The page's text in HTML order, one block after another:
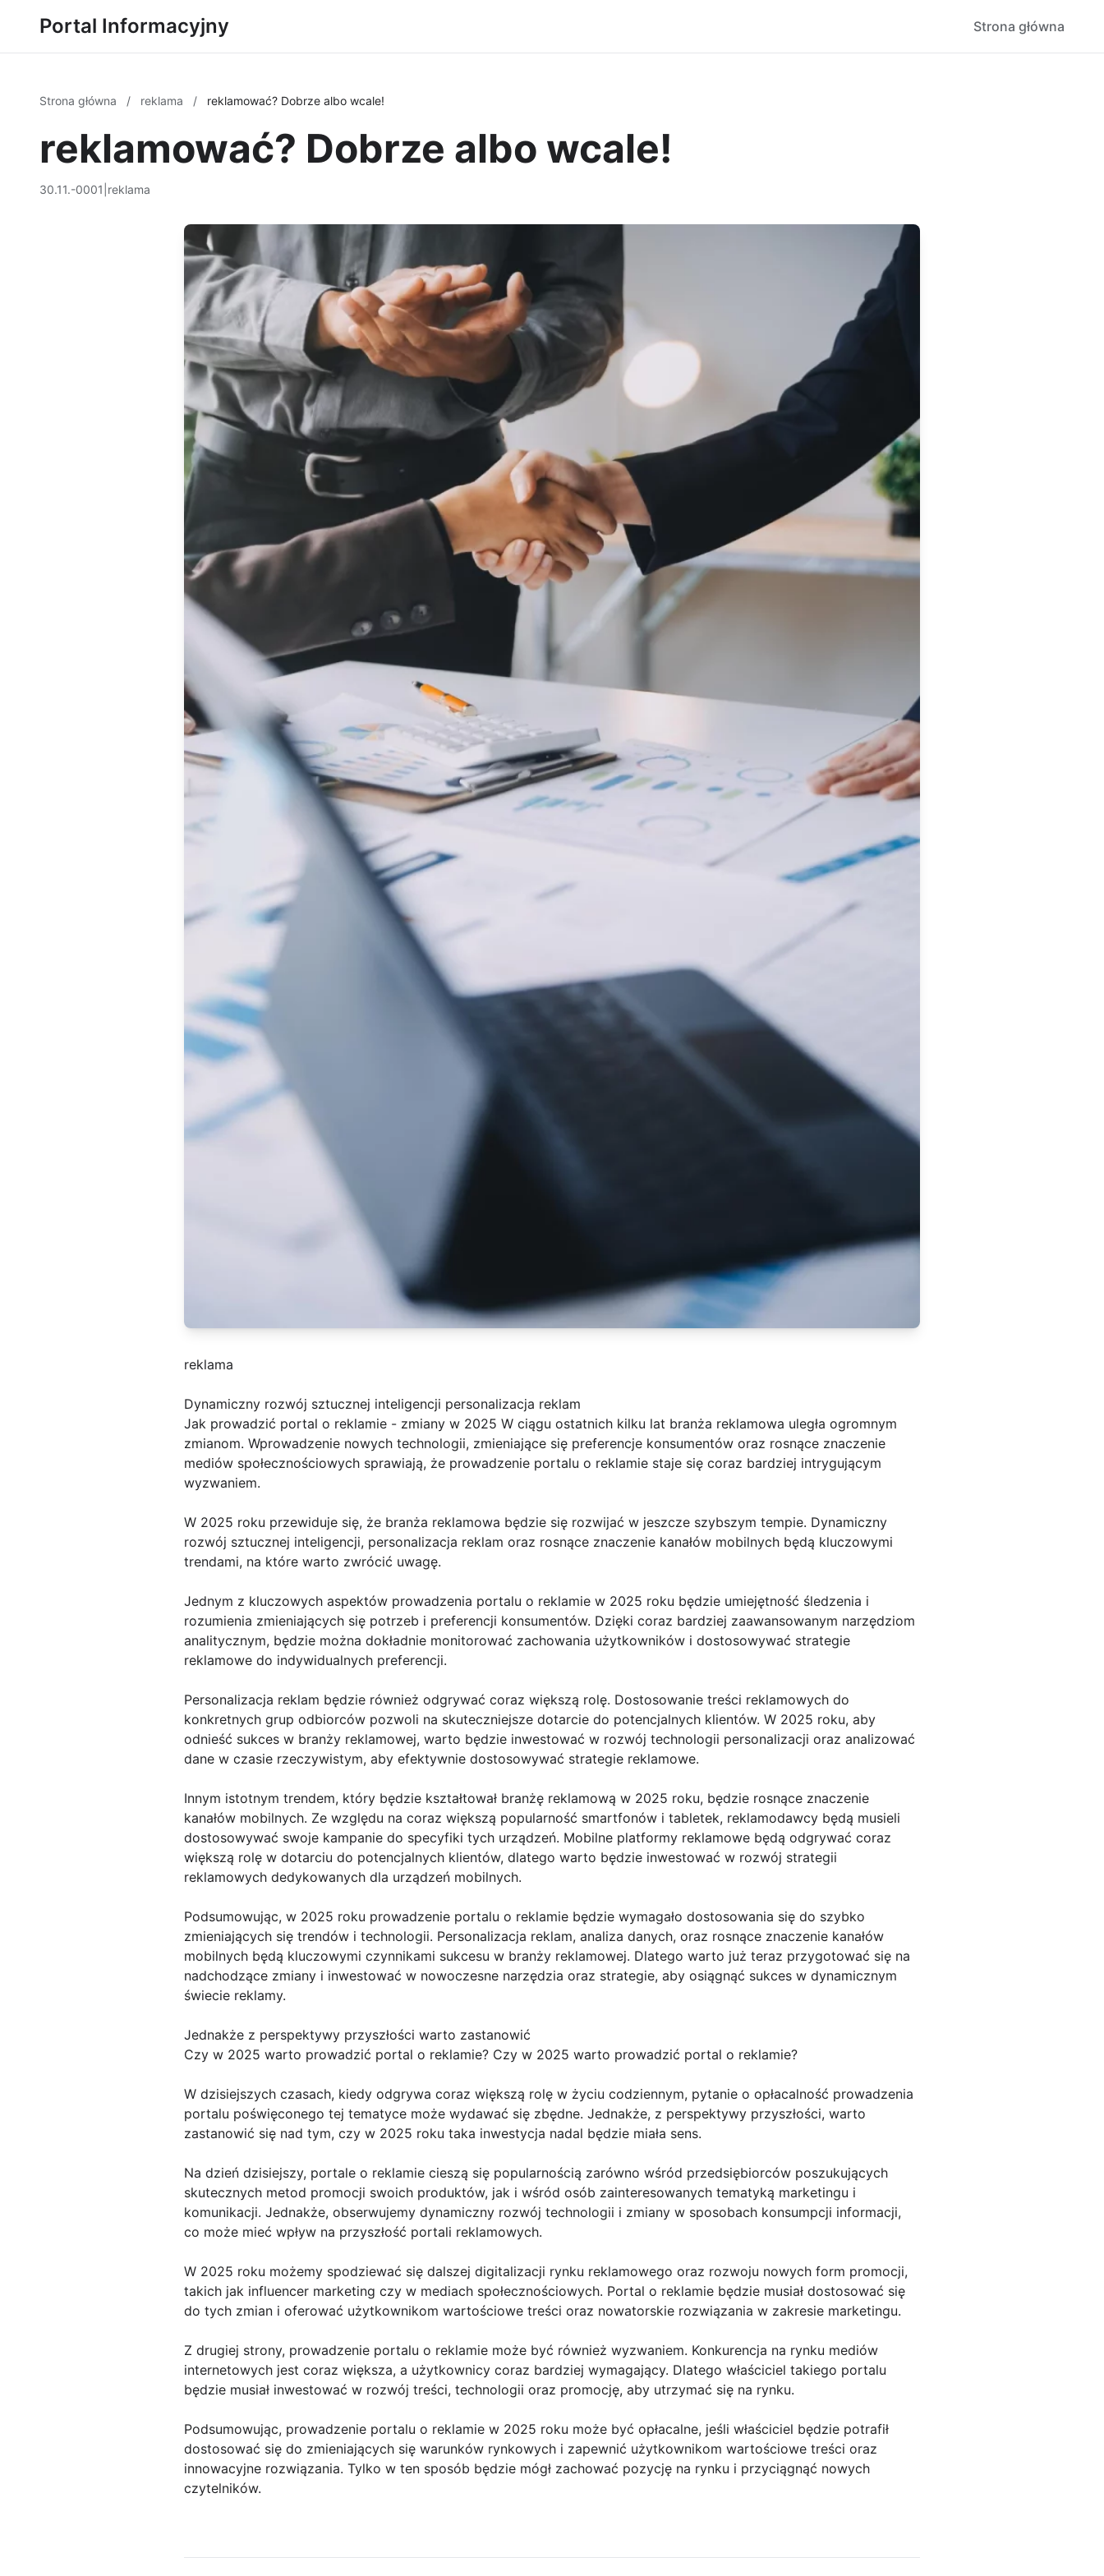
Portal Informacyjny Strona główna
Strona główna / reklama / reklamować? Dobrze albo wcale!
reklamować? Dobrze albo wcale!
30.11.-0001 reklama
reklama
Dynamiczny rozwój sztucznej inteligencji personalizacja reklam
Jak prowadzić portal o reklamie - zmiany w 2025 W ciągu ostatnich kilku lat branża reklamowa uległa ogromnym
zmianom. Wprowadzenie nowych technologii, zmieniające się preferencje konsumentów oraz rosnące znaczenie
mediów społecznościowych sprawiają, że prowadzenie portalu o reklamie staje się coraz bardziej intrygującym
wyzwaniem.
W 2025 roku przewiduje się, że branża reklamowa będzie się rozwijać w jeszcze szybszym tempie. Dynamiczny
rozwój sztucznej inteligencji, personalizacja reklam oraz rosnące znaczenie kanałów mobilnych będą kluczowymi
trendami, na które warto zwrócić uwagę.
Jednym z kluczowych aspektów prowadzenia portalu o reklamie w 2025 roku będzie umiejętność śledzenia i
rozumienia zmieniających się potrzeb i preferencji konsumentów. Dzięki coraz bardziej zaawansowanym narzędziom
analitycznym, będzie można dokładnie monitorować zachowania użytkowników i dostosowywać strategie
reklamowe do indywidualnych preferencji.
Personalizacja reklam będzie również odgrywać coraz większą rolę. Dostosowanie treści reklamowych do
konkretnych grup odbiorców pozwoli na skuteczniejsze dotarcie do potencjalnych klientów. W 2025 roku, aby
odnieść sukces w branży reklamowej, warto będzie inwestować w rozwój technologii personalizacji oraz analizować
dane w czasie rzeczywistym, aby efektywnie dostosowywać strategie reklamowe.
Innym istotnym trendem, który będzie kształtował branżę reklamową w 2025 roku, będzie rosnące znaczenie
kanałów mobilnych. Ze względu na coraz większą popularność smartfonów i tabletek, reklamodawcy będą musieli
dostosowywać swoje kampanie do specyfiki tych urządzeń. Mobilne platformy reklamowe będą odgrywać coraz
większą rolę w dotarciu do potencjalnych klientów, dlatego warto będzie inwestować w rozwój strategii
reklamowych dedykowanych dla urządzeń mobilnych.
Podsumowując, w 2025 roku prowadzenie portalu o reklamie będzie wymagało dostosowania się do szybko
zmieniających się trendów i technologii. Personalizacja reklam, analiza danych, oraz rosnące znaczenie kanałów
mobilnych będą kluczowymi czynnikami sukcesu w branży reklamowej. Dlatego warto już teraz przygotować się na
nadchodzące zmiany i inwestować w nowoczesne narzędzia oraz strategie, aby osiągnąć sukces w dynamicznym
świecie reklamy.
Jednakże z perspektywy przyszłości warto zastanowić
Czy w 2025 warto prowadzić portal o reklamie? Czy w 2025 warto prowadzić portal o reklamie?
W dzisiejszych czasach, kiedy odgrywa coraz większą rolę w życiu codziennym, pytanie o opłacalność prowadzenia
portalu poświęconego tej tematyce może wydawać się zbędne. Jednakże, z perspektywy przyszłości, warto
zastanowić się nad tym, czy w 2025 roku taka inwestycja nadal będzie miała sens.
Na dzień dzisiejszy, portale o reklamie cieszą się popularnością zarówno wśród przedsiębiorców poszukujących
skutecznych metod promocji swoich produktów, jak i wśród osób zainteresowanych tematyką marketingu i
komunikacji. Jednakże, obserwujemy dynamiczny rozwój technologii i zmiany w sposobach konsumpcji informacji,
co może mieć wpływ na przyszłość portali reklamowych.
W 2025 roku możemy spodziewać się dalszej digitalizacji rynku reklamowego oraz rozwoju nowych form promocji,
takich jak influencer marketing czy w mediach społecznościowych. Portal o reklamie będzie musiał dostosować się
do tych zmian i oferować użytkownikom wartościowe treści oraz nowatorskie rozwiązania w zakresie marketingu.
Z drugiej strony, prowadzenie portalu o reklamie może być również wyzwaniem. Konkurencja na rynku mediów
internetowych jest coraz większa, a użytkownicy coraz bardziej wymagający. Dlatego właściciel takiego portalu
będzie musiał inwestować w rozwój treści, technologii oraz promocję, aby utrzymać się na rynku.
Podsumowując, prowadzenie portalu o reklamie w 2025 roku może być opłacalne, jeśli właściciel będzie potrafił
dostosować się do zmieniających się warunków rynkowych i zapewnić użytkownikom wartościowe treści oraz
innowacyjne rozwiązania. Tylko w ten sposób będzie mógł zachować pozycję na rynku i przyciągnąć nowych
czytelników.